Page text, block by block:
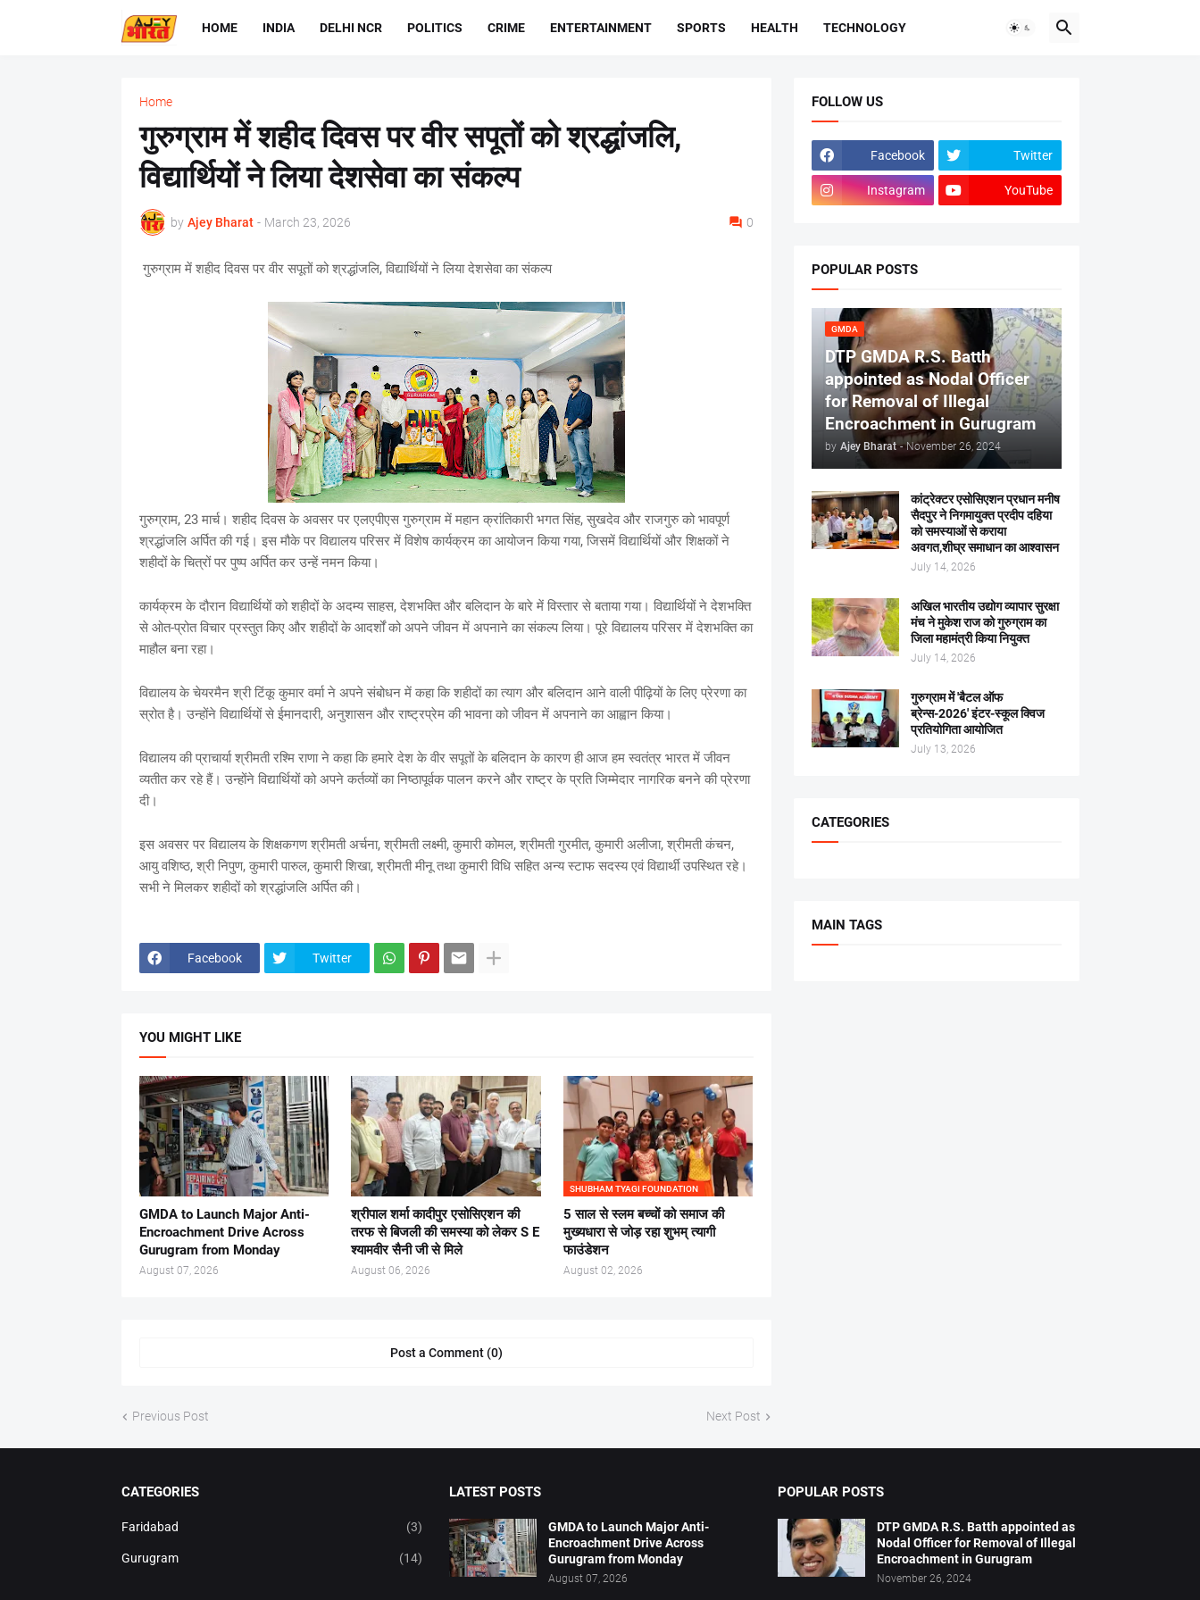
HOME INDIA DELHI NCR POLITICS CRIME ENTERTAINMENT SPORTS HEALTH TECHNOLOGY
Home
गुरुग्राम में शहीद दिवस पर वीर सपूतों को श्रद्धांजलि,
विद्यार्थियों ने लिया देशसेवा का संकल्प
by Ajey Bharat - March 23, 2026 0
गुरुग्राम में शहीद दिवस पर वीर सपूतों को श्रद्धांजलि, विद्यार्थियों ने लिया देशसेवा का संकल्प
गुरुग्राम, 23 मार्च। शहीद दिवस के अवसर पर एलएपीएस गुरुग्राम में महान क्रांतिकारी भगत सिंह, सुखदेव और राजगुरु को भावपूर्ण
श्रद्धांजलि अर्पित की गई। इस मौके पर विद्यालय परिसर में विशेष कार्यक्रम का आयोजन किया गया, जिसमें विद्यार्थियों और शिक्षकों ने
शहीदों के चित्रों पर पुष्प अर्पित कर उन्हें नमन किया।
कार्यक्रम के दौरान विद्यार्थियों को शहीदों के अदम्य साहस, देशभक्ति और बलिदान के बारे में विस्तार से बताया गया। विद्यार्थियों ने देशभक्ति
से ओत-प्रोत विचार प्रस्तुत किए और शहीदों के आदर्शों को अपने जीवन में अपनाने का संकल्प लिया। पूरे विद्यालय परिसर में देशभक्ति का
माहौल बना रहा।
विद्यालय के चेयरमैन श्री टिंकू कुमार वर्मा ने अपने संबोधन में कहा कि शहीदों का त्याग और बलिदान आने वाली पीढ़ियों के लिए प्रेरणा का
स्रोत है। उन्होंने विद्यार्थियों से ईमानदारी, अनुशासन और राष्ट्रप्रेम की भावना को जीवन में अपनाने का आह्वान किया।
विद्यालय की प्राचार्या श्रीमती रश्मि राणा ने कहा कि हमारे देश के वीर सपूतों के बलिदान के कारण ही आज हम स्वतंत्र भारत में जीवन
व्यतीत कर रहे हैं। उन्होंने विद्यार्थियों को अपने कर्तव्यों का निष्ठापूर्वक पालन करने और राष्ट्र के प्रति जिम्मेदार नागरिक बनने की प्रेरणा
दी।
इस अवसर पर विद्यालय के शिक्षकगण श्रीमती अर्चना, श्रीमती लक्ष्मी, कुमारी कोमल, श्रीमती गुरमीत, कुमारी अलीजा, श्रीमती कंचन,
आयु वशिष्ठ, श्री निपुण, कुमारी पारुल, कुमारी शिखा, श्रीमती मीनू तथा कुमारी विधि सहित अन्य स्टाफ सदस्य एवं विद्यार्थी उपस्थित रहे।
सभी ने मिलकर शहीदों को श्रद्धांजलि अर्पित की।
Facebook Twitter
YOU MIGHT LIKE
GMDA to Launch Major Anti-
Encroachment Drive Across
Gurugram from Monday
August 07, 2026
श्रीपाल शर्मा कादीपुर एसोसिएशन की
तरफ से बिजली की समस्या को लेकर S E
श्यामवीर सैनी जी से मिले
August 06, 2026
SHUBHAM TYAGI FOUNDATION
5 साल से स्लम बच्चों को समाज की
मुख्यधारा से जोड़ रहा शुभम् त्यागी
फाउंडेशन
August 02, 2026
Post a Comment (0)
Previous Post Next Post
FOLLOW US
Facebook Twitter
Instagram YouTube
POPULAR POSTS
GMDA
DTP GMDA R.S. Batth
appointed as Nodal Officer
for Removal of Illegal
Encroachment in Gurugram
by Ajey Bharat - November 26, 2024
कांट्रेक्टर एसोसिएशन प्रधान मनीष
सैदपुर ने निगमायुक्त प्रदीप दहिया
को समस्याओं से कराया
अवगत,शीघ्र समाधान का आश्वासन
July 14, 2026
अखिल भारतीय उद्योग व्यापार सुरक्षा
मंच ने मुकेश राज को गुरुग्राम का
जिला महामंत्री किया नियुक्त
July 14, 2026
गुरुग्राम में 'बैटल ऑफ
ब्रेन्स-2026' इंटर-स्कूल क्विज
प्रतियोगिता आयोजित
July 13, 2026
CATEGORIES
MAIN TAGS
CATEGORIES
Faridabad (3)
Gurugram (14)
LATEST POSTS
GMDA to Launch Major Anti-
Encroachment Drive Across
Gurugram from Monday
August 07, 2026
POPULAR POSTS
DTP GMDA R.S. Batth appointed as
Nodal Officer for Removal of Illegal
Encroachment in Gurugram
November 26, 2024